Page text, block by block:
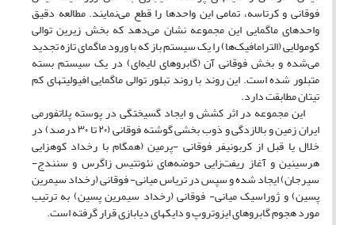
فوقانی و کرتاسه، تمامی این واحدها را قطع می‌نمایند. مطالعه دقیق
واحدهای ماگمایی این مجموعه نشان می‌دهد که بخش زیرین توالی
کومولایی (الترامافیک‌ها) را یک سیستم باز که با ورود ماگمای تازه تجدید
می‌شده و بخش فوقانی آن (گابروهای لایه‌ای) در یک سیستم بسته
متبلور شده است. این روند با روند تبلور توالی ماگمایی افیولیتهای کم
تیتان مطابقت دارد.
این مجموعه در اثر کشش و ایجاد گسیختگی در پوسته پلاتفورمی
ایران زمین و بالازدگی و ذوب بخشی گوشته فوقانی (۲۰ تا ۳۰ درصد) در
خلال یا قبل از کربونیفر فوقانی -پرمین (همگام با رخداد کوهزایی
هرسینین و آغاز ریفت‌زایی حوضه‌های نئوتتیس زاگرس و سنندج-
سیرجان) ایجاد شده و سپس در تریاس میانی- فوقانی (رخداد سیمرین
پسین) و ژوراسیک میانی- فوقانی (رخداد سیمرین پسین) به ترتیب
مورد هجوم گابروهای ایزوتروپ و دایکهای دیابازی قرار گرفته است.